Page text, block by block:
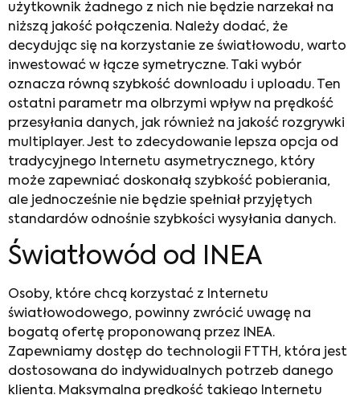
użytkownik żadnego z nich nie będzie narzekał na
niższą jakość połączenia. Należy dodać, że
decydując się na korzystanie ze światłowodu, warto
inwestować w łącze symetryczne. Taki wybór
oznacza równą szybkość downloadu i uploadu. Ten
ostatni parametr ma olbrzymi wpływ na prędkość
przesyłania danych, jak również na jakość rozgrywki
multiplayer. Jest to zdecydowanie lepsza opcja od
tradycyjnego Internetu asymetrycznego, który
może zapewniać doskonałą szybkość pobierania,
ale jednocześnie nie będzie spełniał przyjętych
standardów odnośnie szybkości wysyłania danych.
Światłowód od INEA
Osoby, które chcą korzystać z Internetu
światłowodowego, powinny zwrócić uwagę na
bogatą ofertę proponowaną przez INEA.
Zapewniamy dostęp do technologii FTTH, która jest
dostosowana do indywidualnych potrzeb danego
klienta. Maksymalna prędkość takiego Internetu